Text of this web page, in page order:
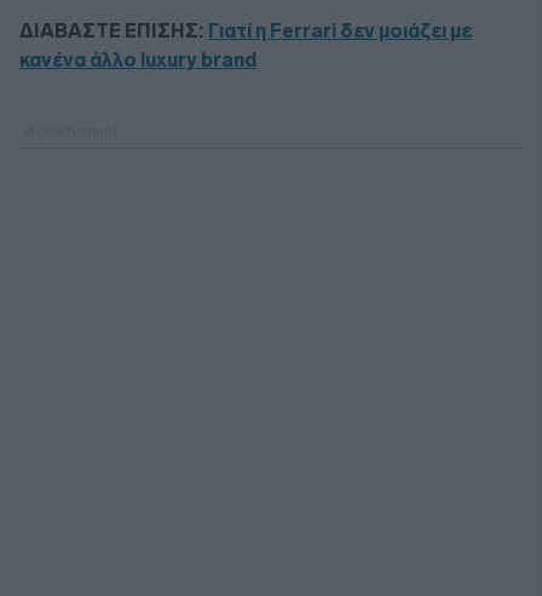
ΔΙΑΒΑΣΤΕ ΕΠΙΣΗΣ: Γιατί η Ferrari δεν μοιάζει με
κανένα άλλο luxury brand